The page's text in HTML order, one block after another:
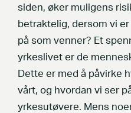
siden, øker muligens
betraktelig, dersom vi
på som venner? Et
yrkeslivet er de
Dette er med å påvirke
vårt, og hvordan vi ser
yrkesutøvere. Mens